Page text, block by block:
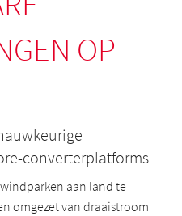
OP
converterplatforms
aan land te
omgezet van draaistroom